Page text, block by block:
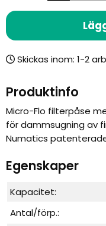
Skickas inom:
Produktinfo
Micro-Flo filterpåse
för dammsugning av
Numatics
Egenskaper
Kapacitet:
Antal/förp.: